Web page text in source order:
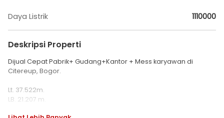
Daya Listrik 1110000
Deskripsi Properti
Dijual Cepat Pabrik+ Gudang+Kantor + Mess karyawan di
Citereup, Bogor.
Lt. 37.522m.
LB. 21.207 m.